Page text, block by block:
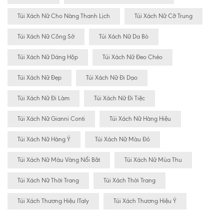
Túi Xách Nữ Cho Nàng Thanh Lịch Túi Xách Nữ Cỡ Trung
Túi Xách Nữ Công Sở Túi Xách Nữ Da Bò
Túi Xách Nữ Dáng Hộp Túi Xách Nữ Đeo Chéo
Túi Xách Nữ Đẹp Túi Xách Nữ Đi Dạo
Túi Xách Nữ Đi Làm Túi Xách Nữ Đi Tiệc
Túi Xách Nữ Gianni Conti Túi Xách Nữ Hàng Hiệu
Túi Xách Nữ Hàng Ý Túi Xách Nữ Màu Đỏ
Túi Xách Nữ Màu Vàng Nổi Bât Túi Xách Nữ Mùa Thu
Túi Xách Nữ Thời Trang Túi Xách Thời Trang
Túi Xách Thương Hiệu ITaly Túi Xách Thương Hiệu Ý